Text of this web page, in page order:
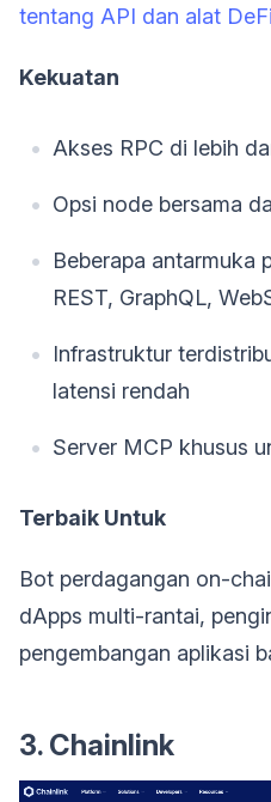
tentang API dan alat
Kekuatan
Akses RPC di lebih
Opsi node bersama
Beberapa antarmuka
REST, GraphQL,
Infrastruktur
latensi rendah
Server MCP khusus
Terbaik Untuk
Bot perdagangan on-
dApps multi-rantai,
pengembangan aplikasi
3. Chainlink